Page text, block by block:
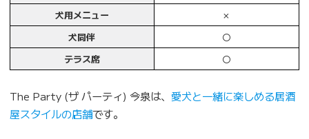
犬用メニュー
×
犬同伴
〇
テラス席
〇
The Party (ザ パーティ) 今泉は、 愛犬と一緒に楽しめる居酒
屋スタイルの店舗です。